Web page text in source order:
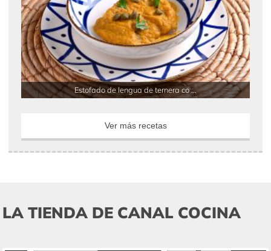
Estofado de lengua de ternera co ...
Ver más recetas
LA TIENDA DE CANAL COCINA